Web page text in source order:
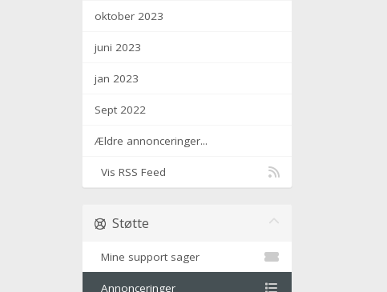
oktober 2023
juni 2023
jan 2023
Sept 2022
Ældre annonceringer...
Vis RSS Feed
Støtte
Mine support sager
Annonceringer